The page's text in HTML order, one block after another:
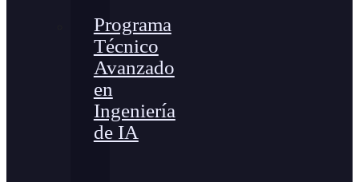
Programa
Técnico
Avanzado
en
Ingeniería
de IA